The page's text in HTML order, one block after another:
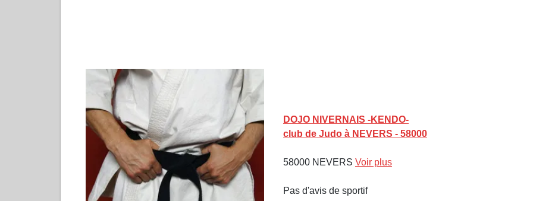
DOJO NIVERNAIS -KENDO-
club de Judo à NEVERS - 58000
58000 NEVERS Voir plus
Pas d'avis de sportif